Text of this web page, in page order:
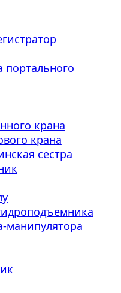
крана
крана
сестра